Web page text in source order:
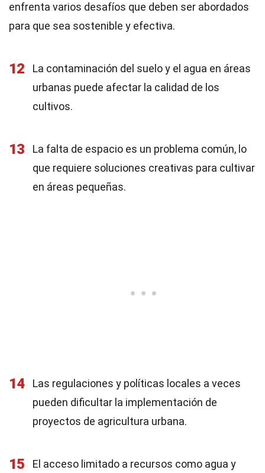
enfrenta varios desafíos que deben ser abordados
para que sea sostenible y efectiva.
12
La contaminación del suelo y el agua en áreas
urbanas puede afectar la calidad de los
cultivos.
13
La falta de espacio es un problema común, lo
que requiere soluciones creativas para cultivar
en áreas pequeñas.
14
Las regulaciones y políticas locales a veces
pueden dificultar la implementación de
proyectos de agricultura urbana.
15
El acceso limitado a recursos como agua y